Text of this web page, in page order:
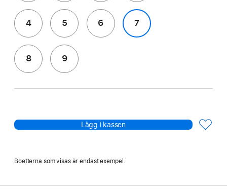
4 5 6 7
8 9
Lägg i kassen
Boetterna som visas är endast exempel.